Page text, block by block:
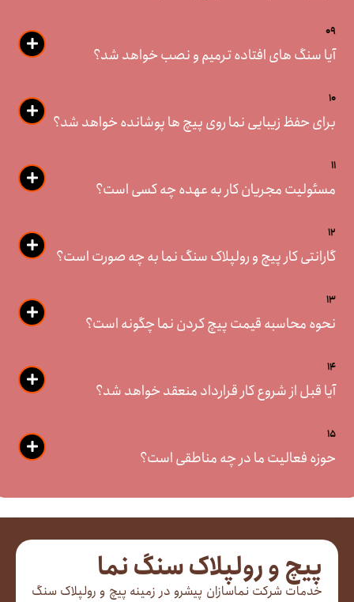
09
آیا سنگ های افتاده ترمیم و نصب خواهد شد؟
10
برای حفظ زیبایی نما روی پیچ ها پوشانده خواهد شد؟
11
مسئولیت مجریان کار به عهده چه کسی است؟
12
گارانتی کار پیچ و رولپلاک سنگ نما به چه صورت است؟
13
نحوه محاسبه قیمت پیچ کردن نما چگونه است؟
14
آیا قبل از شروع کار قرارداد منعقد خواهد شد؟
15
حوزه فعالیت ما در چه مناطقی است؟
پیچ و رولپلاک سنگ نما
خدمات شرکت نماسازان پیشرو در زمینه پیچ و رولپلاک سنگ